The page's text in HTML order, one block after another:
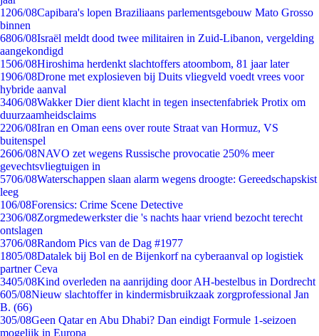
1206/08Capibara's lopen Braziliaans parlementsgebouw Mato Grosso
binnen
6806/08Israël meldt dood twee militairen in Zuid-Libanon, vergelding
aangekondigd
1506/08Hiroshima herdenkt slachtoffers atoombom, 81 jaar later
1906/08Drone met explosieven bij Duits vliegveld voedt vrees voor
hybride aanval
3406/08Wakker Dier dient klacht in tegen insectenfabriek Protix om
duurzaamheidsclaims
2206/08Iran en Oman eens over route Straat van Hormuz, VS
buitenspel
2606/08NAVO zet wegens Russische provocatie 250% meer
gevechtsvliegtuigen in
5706/08Waterschappen slaan alarm wegens droogte: Gereedschapskist
leeg
106/08Forensics: Crime Scene Detective
2306/08Zorgmedewerkster die 's nachts haar vriend bezocht terecht
ontslagen
3706/08Random Pics van de Dag #1977
1805/08Datalek bij Bol en de Bijenkorf na cyberaanval op logistiek
partner Ceva
3405/08Kind overleden na aanrijding door AH-bestelbus in Dordrecht
605/08Nieuw slachtoffer in kindermisbruikzaak zorgprofessional Jan
B. (66)
305/08Geen Qatar en Abu Dhabi? Dan eindigt Formule 1-seizoen
mogelijk in Europa